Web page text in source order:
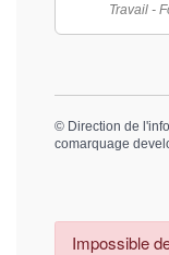
Travail -
© Direction de
comarquage
Impossible